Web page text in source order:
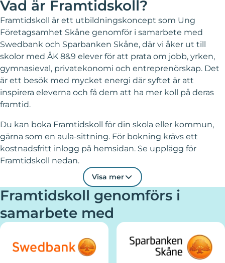
Vad är Framtidskoll?
Framtidskoll är ett utbildningskoncept som Ung
Företagsamhet Skåne genomför i samarbete med
Swedbank och Sparbanken Skåne, där vi åker ut till
skolor med ÅK 8&9 elever för att prata om jobb, yrken,
gymnasieval, privatekonomi och entreprenörskap. Det
är ett besök med mycket energi där syftet är att
inspirera eleverna och få dem att ha mer koll på deras
framtid.
Du kan boka Framtidskoll för din skola eller kommun,
gärna som en aula-sittning. För bokning krävs ett
kostnadsfritt inlogg på hemsidan. Se upplägg för
Framtidskoll nedan.
Visa mer
Framtidskoll genomförs i
samarbete med